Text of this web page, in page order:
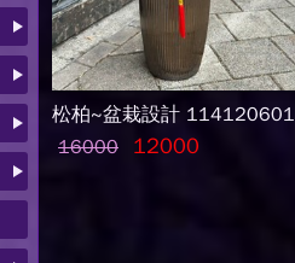
松柏~盆栽設計 114120601
16000
12000